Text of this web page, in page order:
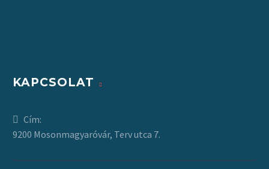
KAPCSOLAT
Cím:
9200 Mosonmagyaróvár, Terv utca 7.